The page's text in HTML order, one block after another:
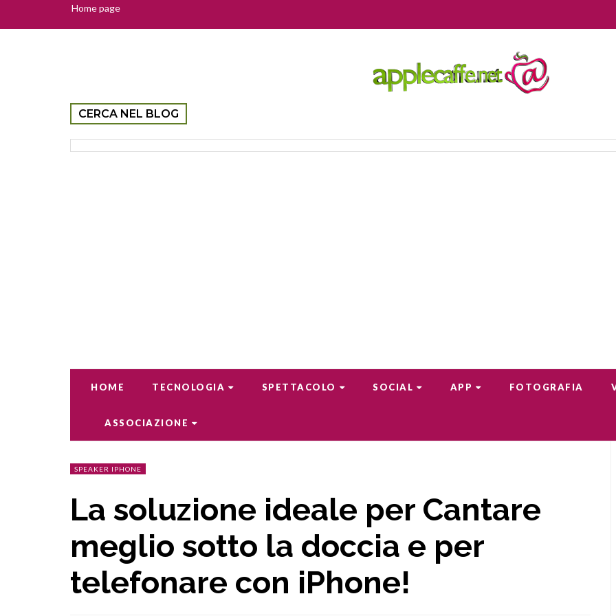
Home page
CERCA NEL BLOG
HOME TECNOLOGIA SPETTACOLO SOCIAL APP FOTOGRAFIA
ASSOCIAZIONE
SPEAKER IPHONE
La soluzione ideale per Cantare
meglio sotto la doccia e per
telefonare con iPhone!